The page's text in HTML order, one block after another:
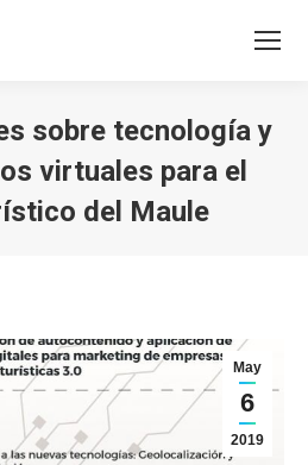
sobre tecnología y
virtuales para el
del Maule
May
6
2019